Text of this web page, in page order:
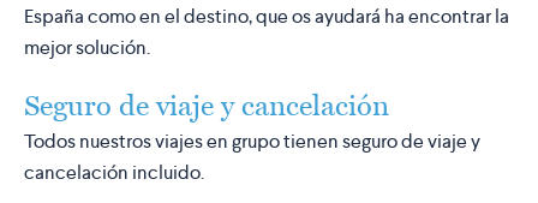
España como en el destino, que os ayudará ha encontrar la
mejor solución.
Seguro de viaje y cancelación
Todos nuestros viajes en grupo tienen seguro de viaje y
cancelación incluido.